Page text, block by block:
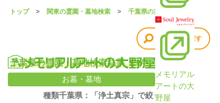
お墓・墓地
メモリアル
アートの大
野屋
トップ 関東の霊園・墓地検索 千葉県の霊園・墓地
千葉県の霊園・墓地検索結果（3件）
他の条件で探す
種類千葉県：「浄土真宗」で絞り込み